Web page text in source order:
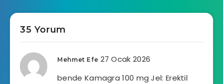
35 Yorum
Mehmet Efe 27 Ocak 2026
bende Kamagra 100 mg Jel: Erektil